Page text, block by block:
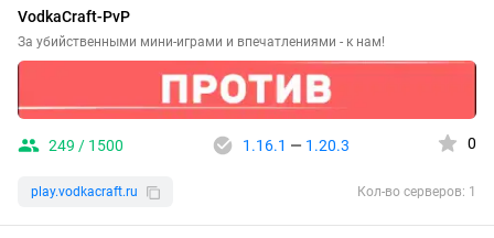
VodkaCraft-PvP
За убийственными мини-играми и впечатлениями - к нам!
249 / 1500 1.16.1 — 1.20.3 0
play.vodkacraft.ru Кол-во серверов: 1